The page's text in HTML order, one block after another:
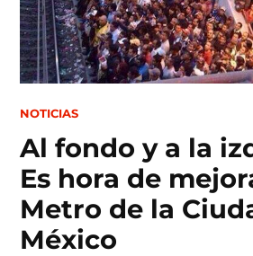
POSTED
NOTICIAS
Al fondo y a la
Es hora de
Metro de la
México